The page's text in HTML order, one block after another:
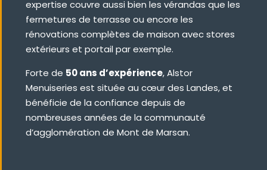
expertise couvre aussi bien les vérandas que les
fermetures de terrasse ou encore les
rénovations complètes de maison avec stores
extérieurs et portail par exemple.
Forte de 50 ans d’expérience, Alstor
Menuiseries est située au cœur des Landes, et
bénéficie de la confiance depuis de
nombreuses années de la communauté
d’agglomération de Mont de Marsan.